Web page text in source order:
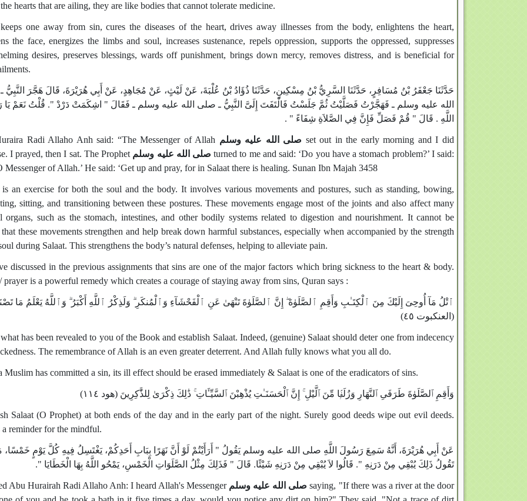
hearts that are ailing, they are like bodies that cannot tolerate medicine.
keeps one away from sin, cures the diseases of the heart, drives away illnesses from the body, enlightens the heart,
the face, energizes the limbs and soul, increases sustenance, repels oppression, supports the oppressed, suppresses
desires, preserves blessings, wards off punishment, brings down mercy, removes distress, and is beneficial for
حَدَّثَنَا جَعْفَرُ بْنُ مُسَافِرٍ، حَدَّثَنَا السَّرِيُّ بْنُ مِسْكِينٍ، حَدَّثَنَا ذُؤَادُ بْنُ عُلْبَةَ، عَنْ لَيْثٍ، عَنْ مُجَاهِدٍ، عَنْ أَبِي هُرَيْرَةَ، قَالَ هَجَّرَ النَّبِيُّ
الله عليه وسلم ـ فَهَجَّرْتُ فَصَلَّيْتُ ثُمَّ جَلَسْتُ فَالْتَفَتَ إِلَىَّ النَّبِيُّ ـ صلى الله عليه وسلم ـ فَقَالَ ‏"‏ اشِكَمَتْ دَرْدْ ‏"‏.‏ قُلْتُ نَعَمْ
اللَّهِ ‏.‏ قَالَ ‏"‏ قُمْ فَصَلِّ فَإِنَّ فِي الصَّلاَةِ شِفَاءً ‏"‏ ‏.‏
Radi Allaho Anh said: “The Messenger of Allah صلى الله عليه وسلم set out in the early morning and I did
I prayed, then I sat. The Prophet صلى الله عليه وسلم turned to me and said: ‘Do you have a stomach problem?’ I said:
Messenger of Allah.’ He said: ‘Get up and pray, for in Salaat there is healing. Sunan Ibn Majah 3458
is an exercise for both the soul and the body. It involves various movements and postures, such as standing, bowing,
sitting, and transitioning between these postures. These movements engage most of the joints and also affect many
organs, such as the stomach, intestines, and other bodily systems related to digestion and nourishment. It cannot be
these movements strengthen and help break down harmful substances, especially when accompanied by the strength
during Salaat. This strengthens the body’s natural defenses, helping to alleviate pain.
discussed in the previous assignments that sins are one of the major factors which bring sickness to the heart & body.
prayer is a powerful remedy which creates a courage of staying away from sins, Quran says :
ٱتْلُ مَآ أُوحِىَ إِلَيْكَ مِنَ ٱلْكِتَـٰبِ وَأَقِمِ ٱلصَّلَوٰةَ ۖ إِنَّ ٱلصَّلَوٰةَ تَنْهَىٰ عَنِ ٱلْفَحْشَآءِ وَٱلْمُنكَرِ ۗ وَلَذِكْرُ ٱللَّهِ أَكْبَرُ ۗ وَٱللَّهُ يَعْلَمُ مَا
(العنكبوت ٤٥)
has been revealed to you of the Book and establish Salaat. Indeed, (genuine) Salaat should deter one from indecency
The remembrance of Allah is an even greater deterrent. And Allah fully knows what you all do.
Muslim has committed a sin, its ill effect should be erased immediately & Salaat is one of the eradicators of sins.
وَأَقِمِ ٱلصَّلَوٰةَ طَرَفَىِ ٱلنَّهَارِ وَزُلَفًۭا مِّنَ ٱلَّيْلِ ۚ إِنَّ ٱلْحَسَنَـٰتِ يُذْهِبْنَ ٱلسَّيِّـَٔاتِ ۚ ذَٰلِكَ ذِكْرَىٰ لِلذَّٰكِرِينَ (هود ١١٤)
Salaat (O Prophet) at both ends of the day and in the early part of the night. Surely good deeds wipe out evil deeds.
a reminder for the mindful.
عَنْ أَبِي هُرَيْرَةَ، أَنَّهُ سَمِعَ رَسُولَ اللَّهِ صلى الله عليه وسلم يَقُولُ ‏"‏ أَرَأَيْتُمْ لَوْ أَنَّ نَهَرًا بِبَابِ أَحَدِكُمْ، يَغْتَسِلُ فِيهِ كُلَّ يَوْمٍ خَمْسًا،
تَقُولُ ذَلِكَ يُبْقِي مِنْ دَرَنِهِ ‏"‏‏.‏ قَالُوا لاَ يُبْقِي مِنْ دَرَنِهِ شَيْئًا‏.‏ قَالَ ‏"‏ فَذَلِكَ مِثْلُ الصَّلَوَاتِ الْخَمْسِ، يَمْحُو اللَّهُ بِهَا الْخَطَايَا ‏"‏‏.‏
Abu Hurairah Radi Allaho Anh: I heard Allah's Messenger صلى الله عليه وسلم saying, "If there was a river at the door